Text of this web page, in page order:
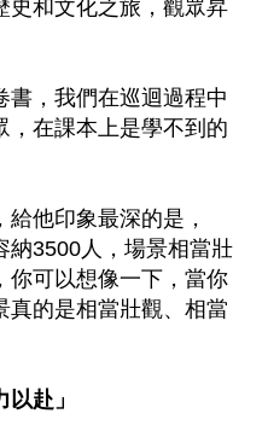
史和文化之旅，觀眾昇
書，我們在巡迴過程中
，在課本上是學不到的
他印象最深的是，
納3500人，場景相當壯
你可以想像一下，當你
真的是相當壯觀、相當
赴」